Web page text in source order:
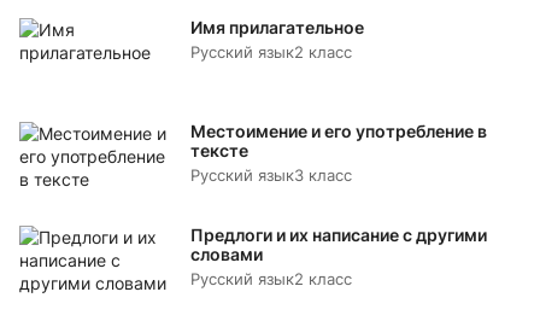
Имя прилагательное
Русский язык2 класс
Местоимение и его употребление в
тексте
Русский язык3 класс
Предлоги и их написание с другими
словами
Русский язык2 класс